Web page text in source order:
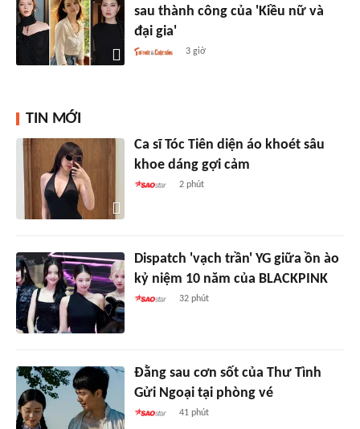
sau thành công của 'Kiều nữ và
đại gia'
3 giờ
TIN MỚI
Ca sĩ Tóc Tiên diện áo khoét sâu
khoe dáng gợi cảm
2 phút
Dispatch 'vạch trần' YG giữa ồn ào
kỷ niệm 10 năm của BLACKPINK
32 phút
Đằng sau cơn sốt của Thư Tình
Gửi Ngoại tại phòng vé
41 phút